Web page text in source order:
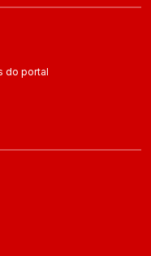
do portal